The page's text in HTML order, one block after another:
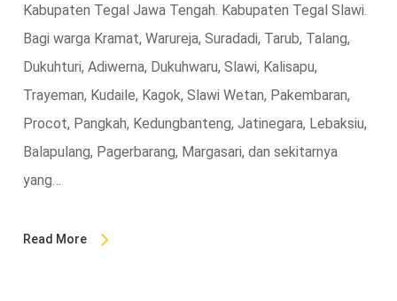
Kabupaten Tegal Jawa Tengah. Kabupaten Tegal Slawi.
Bagi warga Kramat, Warureja, Suradadi, Tarub, Talang,
Dukuhturi, Adiwerna, Dukuhwaru, Slawi, Kalisapu,
Trayeman, Kudaile, Kagok, Slawi Wetan, Pakembaran,
Procot, Pangkah, Kedungbanteng, Jatinegara, Lebaksiu,
Balapulang, Pagerbarang, Margasari, dan sekitarnya
yang…
Read More